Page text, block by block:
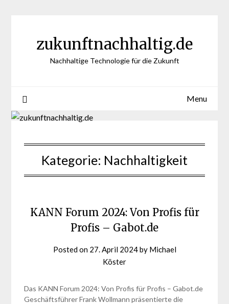
zukunftnachhaltig.de
Nachhaltige Technologie für die Zukunft
Menu
Kategorie: Nachhaltigkeit
KANN Forum 2024: Von Profis für
Profis – Gabot.de
Posted on 27. April 2024by Michael
Köster
Das KANN Forum 2024: Von Profis für Profis – Gabot.de
Geschäftsführer Frank Wollmann präsentierte die